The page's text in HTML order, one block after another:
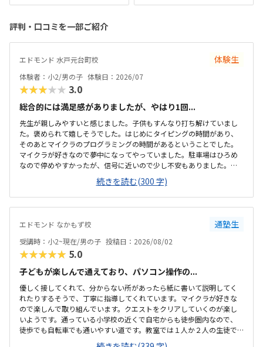
評判・口コミを一部ご紹介
エドモンド 水戸元台町校 体験生
体験者：小2/男の子 体験日：2026/07
★★★★★ 3.0
総合的には満足感がありましたが、やはり1回...
先生が親しみやすいと感じました。子供もすんなり打ち解けていまし
た。褒められて嬉しそうでした。はじめにタイピングの時間があり、
そのあとマイクラのプログラミングの時間があるということでした。
マイクラが好きなので夢中になってやっていました。駐車場はひろめ
なので停めやすかったが、信号に近いので少し不安もありました。清
潔感がありました。冷房も効いていて過ごしやすいと感じました。机
や椅子も使いやすそうでした。月のうち2回で、自由に日程を決められ
るのは嬉しいと感じました。1回にかかる費用が安くはないので考えて
しまいます。マイクラが好きなので夢中になってやっていたので嬉し
続きを読む(300 字)
エドモンド なかもず校 通塾生
受講時：小2~現在/男の子 投稿日：2026/08/02
★★★★★ 5.0
子どもが楽しんで通えており、パソコン操作の...
優しく接してくれて、分からない所があったら紙に書いて説明してく
れたりするそうで、丁寧に指導してくれています。マイクラが好きな
ので楽しんで取り組んでいます。クエストをクリアしていくのが楽し
いようです。通っている小学校の近くで自宅からも徒歩圏内なので、
徒歩でも自転車でも通いやすい道です。教室では１人か２人の生徒で
マイペースに取り組めているようです。特に気になることはありませ